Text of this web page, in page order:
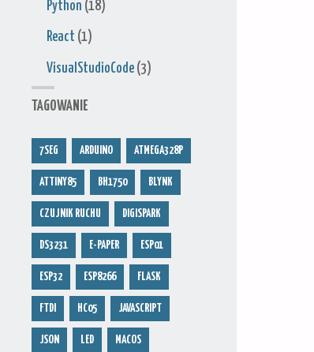
Python (18)
React (1)
VisualStudioCode (3)
TAGOWANIE
7SEG ARDUINO ATMEGA328P
ATTINY85 BH1750 BLYNK
CZUJNIK RUCHU DIGISPARK
DS3231 E-PAPER ESP01
ESP32 ESP8266 FLASK
FTDI HC05 JAVASCRIPT
JSON LED MACOS